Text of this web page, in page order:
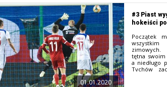
podwórku i
piłki nożnej.
01.01.2020
#3 Piast
hokeiści
Początek
tętna
a niedługo
Tychów